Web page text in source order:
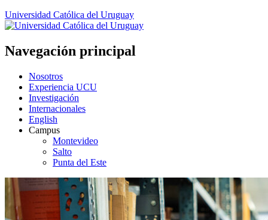
Universidad Católica del Uruguay
Navegación principal
Nosotros
Experiencia UCU
Investigación
Internacionales
English
Campus
Montevideo
Salto
Punta del Este